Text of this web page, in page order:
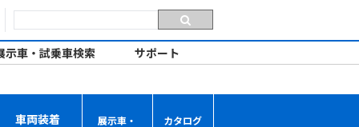
示車・試乗車検索 サポート
車両装着
展示車・
カタログ